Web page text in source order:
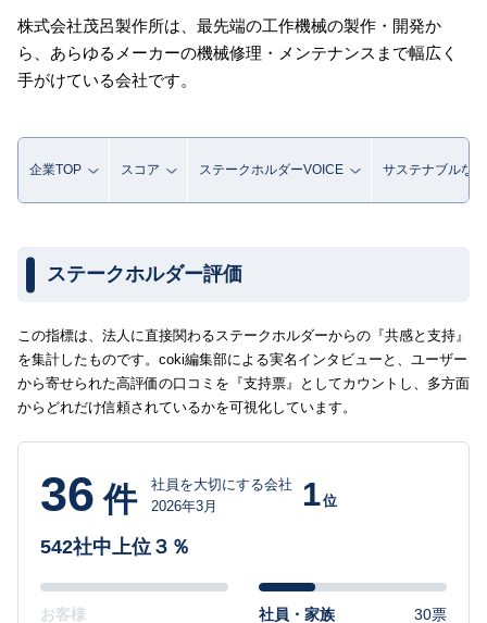
株式会社茂呂製作所は、最先端の工作機械の製作・開発か
ら、あらゆるメーカーの機械修理・メンテナンスまで幅広く
手がけている会社です。
企業TOP スコア ステークホルダーVOICE サステナブルな
ステークホルダー評価
この指標は、法人に直接関わるステークホルダーからの『共感と支持』
を集計したものです。coki編集部による実名インタビューと、ユーザー
から寄せられた高評価の口コミを『支持票』としてカウントし、多方面
からどれだけ信頼されているかを可視化しています。
36 件
社員を大切にする会社
2026年3月
1位
542社中上位３％
お客様 社員・家族 30票